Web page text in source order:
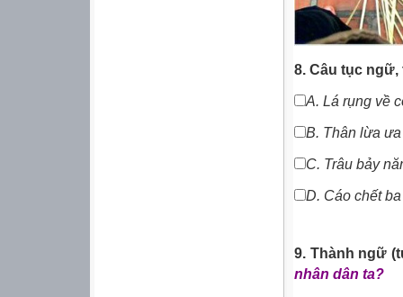
8. Câu tục
A. Lá rụng về
B. Thân lừa
C. Trâu bảy
D. Cáo chết
9. Thành ngữ
nhân dân ta?